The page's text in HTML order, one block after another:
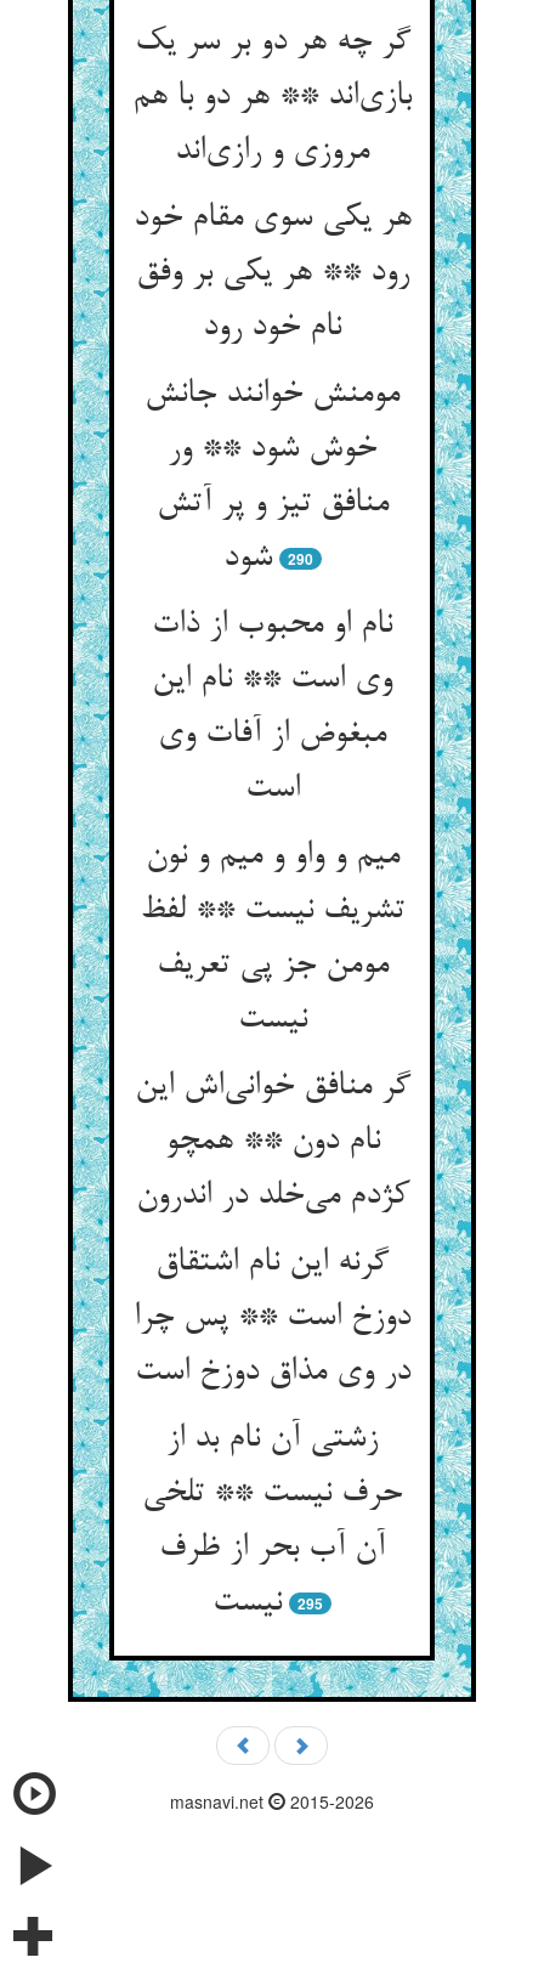
گر چه هر دو بر سر یک
بازی‌‌اند ** هر دو با هم
مروزی و رازی‌‌اند
هر یکی سوی مقام خود
رود ** هر یکی بر وفق
نام خود رود
مومنش خوانند جانش
خوش شود ** ور
منافق تیز و پر آتش
شود
290
نام او محبوب از ذات
وی است ** نام این
مبغوض از آفات وی
است‌‌
میم و واو و میم و نون
تشریف نیست ** لفظ
مومن جز پی تعریف
نیست‌‌
گر منافق خوانی‌‌اش این
نام دون ** همچو
کژدم می‌‌خلد در اندرون‌‌
گرنه این نام اشتقاق
دوزخ است ** پس چرا
در وی مذاق دوزخ است‌‌
زشتی آن نام بد از
حرف نیست ** تلخی
آن آب بحر از ظرف
295
masnavi.net 2015-2026